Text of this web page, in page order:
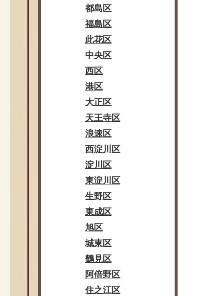
都島区
福島区
此花区
中央区
西区
港区
大正区
天王寺区
浪速区
西淀川区
淀川区
東淀川区
生野区
東成区
旭区
城東区
鶴見区
阿倍野区
住之江区